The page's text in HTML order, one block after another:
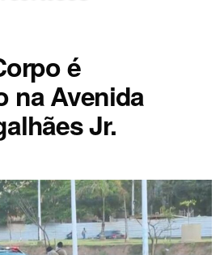
é
na Avenida
Jr.